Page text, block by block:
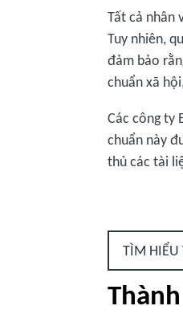
Tất cả nhân
Tuy nhiên,
đảm bảo
chuẩn xã
Các công ty
chuẩn này
thủ các tài
TÌM HIỂU